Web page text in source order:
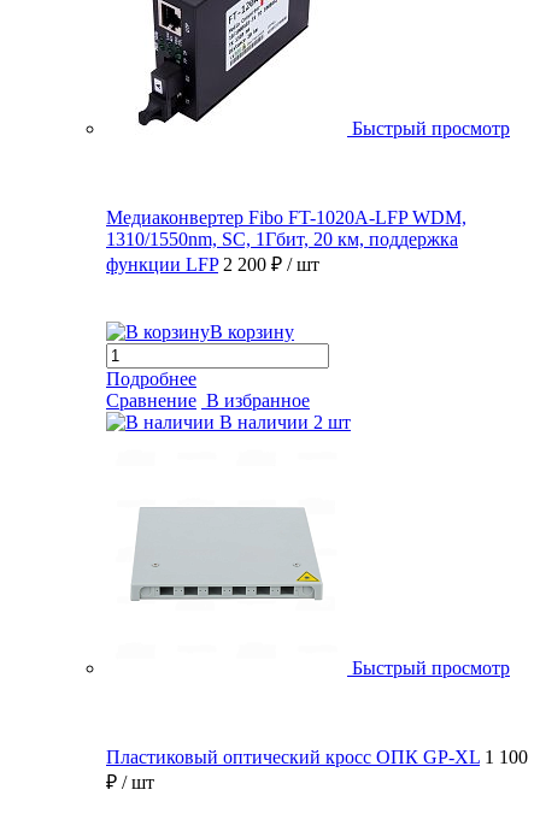
Быстрый просмотр
Медиаконвертер Fibo FT-1020A-LFP WDM,
1310/1550nm, SC, 1Гбит, 20 км, поддержка
функции LFP 2 200 ₽ / шт
В корзину
Подробнее
Сравнение В избранное
В наличии 2 шт
Быстрый просмотр
Пластиковый оптический кросс ОПК GP-XL 1 100
₽ / шт